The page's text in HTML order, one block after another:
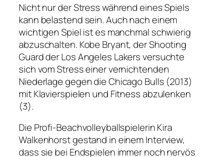
Nicht nur der Stress während eines Spiels
kann belastend sein. Auch nach einem
wichtigen Spiel ist es manchmal schwierig
abzuschalten. Kobe Bryant, der Shooting
Guard der Los Angeles Lakers versuchte
sich vom Stress einer vernichtenden
Niederlage gegen die Chicago Bulls (2013)
mit Klavierspielen und Fitness abzulenken
(3).
Die Profi-Beachvolleyballspielerin Kira
Walkenhorst gestand in einem Interview,
dass sie bei Endspielen immer noch nervös